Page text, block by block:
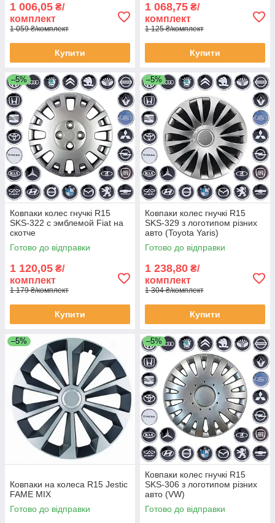
1 006,05 ₴/
комплект
1 059 ₴/комплект
Купити
1 068,75 ₴/
комплект
1 125 ₴/комплект
Купити
–5%
Ковпаки колес гнучкі R15
SKS-322 с эмблемой Fiat на
скотче
Готово до відправки
1 120,05 ₴/
комплект
1 179 ₴/комплект
Купити
–5%
Ковпаки колес гнучкі R15
SKS-329 з логотипом різних
авто (Toyota Yaris)
Готово до відправки
1 238,80 ₴/
комплект
1 304 ₴/комплект
Купити
–5%
Ковпаки на колеса R15 Jestic
FAME MIX
Готово до відправки
–5%
Ковпаки колес гнучкі R15
SKS-306 з логотипом різних
авто (VW)
Готово до відправки